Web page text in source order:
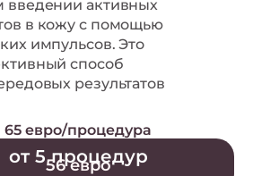
введении активных
в кожу с помощью
импульсов. Это
способ
результатов
65 евро/процедура
от 5 процедур
56 евро